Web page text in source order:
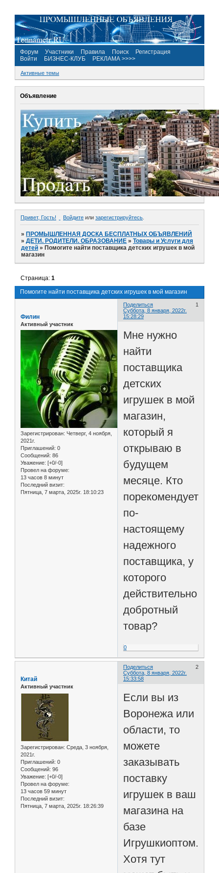
Форум Участники Правила Поиск
Регистрация
Войти
БИЗНЕС-КЛУБ РЕКЛАМА >>>>
Активные темы
Объявление
Привет, Гость! Войдите или зарегистрируйтесь
»ПРОМЫШЛЕННАЯ ДОСКА БЕСПЛАТНЫХ ОБЪЯВЛЕНИЙ
»ДЕТИ. РОДИТЕЛИ. ОБРАЗОВАНИЕ »Товары и Услуги для
детей »Помогите найти поставщика детских игрушек в мой
магазин
Помогите найти поставщика детских игрушек в мой магазин
Страница:1
Поделиться
1
Суббота, 8 января, 2022г.
15:28:29
Филин
Активный участник
Зарегистрирован: Четверг, 4 ноября,
2021г.
Приглашений: 0
Сообщений: 86
Уважение: [+0/-0]
Провел на форуме:
13 часов 8 минут
Последний визит:
Пятница, 7 марта, 2025г. 18:10:23
Мне нужно
найти
поставщика
детских
игрушек в мой
магазин,
который я
открываю в
будущем
месяце. Кто
порекомендует
по-
настоящему
надежного
поставщика, у
которого
действительно
добротный
товар?
0
Поделиться
2
Суббота, 8 января, 2022г.
15:33:58
Китай
Активный участник
Зарегистрирован: Среда, 3 ноября,
2021г.
Приглашений: 0
Сообщений: 96
Уважение: [+0/-0]
Провел на форуме:
13 часов 59 минут
Последний визит:
Пятница, 7 марта, 2025г. 18:26:39
Если вы из
Воронежа или
области, то
можете
заказывать
поставку
игрушек в ваш
магазина на
базе
Игрушкиоптом.рф.
Хотя тут